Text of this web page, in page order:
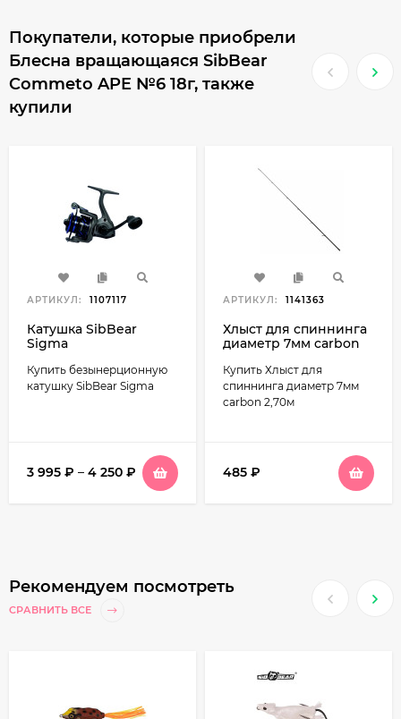
Покупатели, которые приобрели
Блесна вращающаяся SibBear
Commeto APE №6 18г, также
купили
АРТИКУЛ: 1107117
Катушка SibBear
Sigma
Купить безынерционную
катушку SibBear Sigma
3 995 ₽ – 4 250 ₽
АРТИКУЛ: 1141363
Хлыст для спиннинга
диаметр 7мм carbon
Купить Хлыст для
спиннинга диаметр 7мм
carbon 2,70м
485 ₽
Рекомендуем посмотреть
СРАВНИТЬ ВСЕ